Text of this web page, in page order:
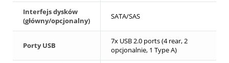
Interfejs dysków
(główny/opcjonalny)
SATA/SAS
Porty USB
7x USB 2.0 ports (4 rear, 2
opcjonalnie, 1 Type A)